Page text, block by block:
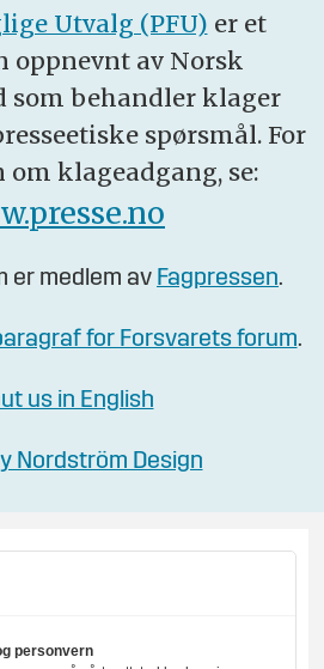
Utvalg (PFU) er et
oppnevnt av Norsk
som behandler klager
spørsmål. For
klageadgang, se:
er medlem av Fagpressen.
for Forsvarets forum.
us in English
Nordström Design
personvern